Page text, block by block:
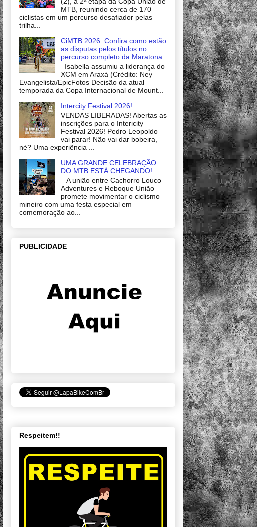
MTB, reunindo cerca de 170
ciclistas em um percurso desafiador pelas
trilha...
CiMTB 2026: Confira como estão
as disputas pelos títulos no
percurso completo da Maratona
Isabella assumiu a liderança do
XCM em Araxá (Crédito: Ney
Evangelista/EpicFotos Decisão da atual
temporada da Copa Internacional de Mount...
Intercity Festival 2026!
VENDAS LIBERADAS! Abertas as
inscrições para o Intericity
Festival 2026! Pedro Leopoldo
vai parar! Não vai dar bobeira,
né? Uma experiência ...
UMA GRANDE CELEBRAÇÃO
DO MTB ESTÁ CHEGANDO!
A união entre Cachorro Louco
Adventures e Reboque União
promete movimentar o ciclismo
mineiro com uma festa especial em
comemoração ao...
PUBLICIDADE
Respeitem!!